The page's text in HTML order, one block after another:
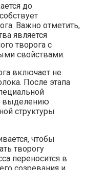
до
Важно отметить,
является
творога с
свойствами.
включает не
После этапа
выделению
структуры
чтобы
творогу
переносится в
созревания и